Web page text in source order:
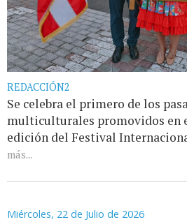
REDACCIÓN2
Se celebra el primero de los
multiculturales promovidos en
edición del Festival
más...
Miércoles, 22 de Julio de 2026